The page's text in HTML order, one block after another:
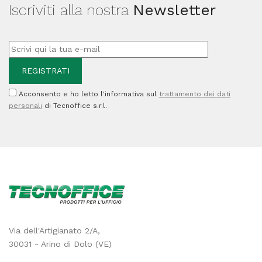
Nero
C13T27114012
-
-
Iscriviti alla nostra Newsletter
Acconsento e ho letto l'informativa sul trattamento dei dati
personali di Tecnoffice s.r.l.
Via dell'Artigianato 2/A,
30031 - Arino di Dolo (VE)